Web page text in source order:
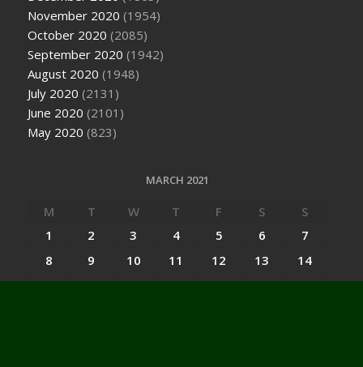
November 2020 (1954)
October 2020 (2085)
September 2020 (1942)
August 2020 (1948)
July 2020 (2131)
June 2020 (2101)
May 2020 (823)
MARCH 2021
M T W T F S
S
1
2 3 4 5 6
7
8
9 10 11 12 13
14
15
16 17 18 19 20
21